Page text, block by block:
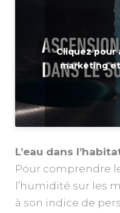
Cliquez pour
marketing
L’eau dans
Pour comprendre
l’humidité sur les
à son indice de